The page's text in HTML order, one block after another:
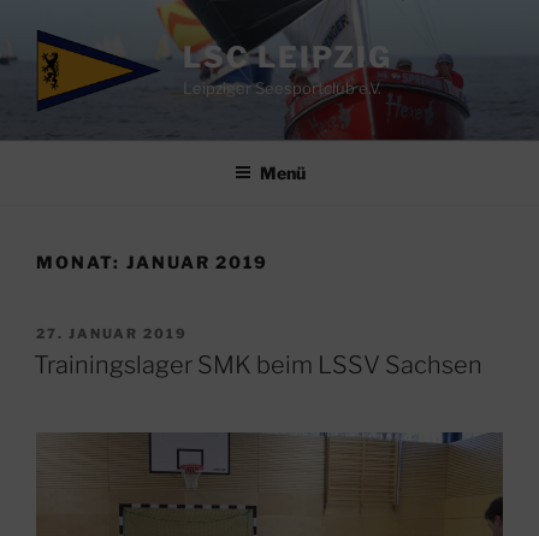
Inhalt
springen
LSC LEIPZIG
Leipziger Seesportclub e.V.
Menü
MONAT: JANUAR 2019
VERÖFFENTLICHT
AM
27. JANUAR 2019
Trainingslager SMK beim LSSV Sachsen